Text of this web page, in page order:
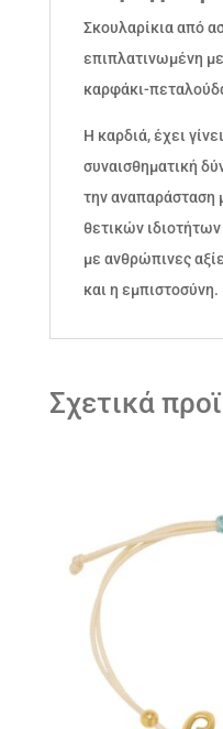
Σκουλαρίκια από
επιπλατινωμένη
καρφάκι-
Η καρδιά, έχει
συναισθηματική
την αναπαράσταση
θετικών
με ανθρώπινες
και η εμπιστοσύνη.
Σχετικά